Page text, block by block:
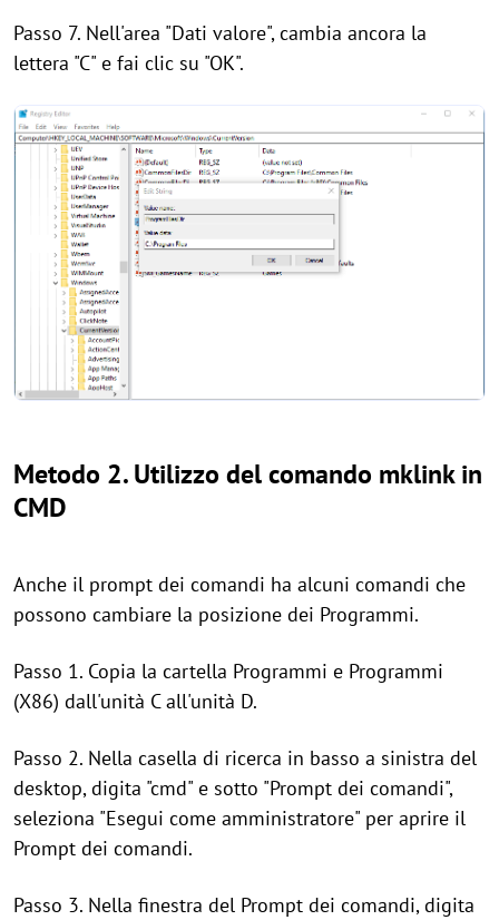
Passo 7. Nell'area "Dati valore", cambia ancora la
lettera "C" e fai clic su "OK".
Metodo 2. Utilizzo del comando mklink in
CMD
Anche il prompt dei comandi ha alcuni comandi che
possono cambiare la posizione dei Programmi.
Passo 1. Copia la cartella Programmi e Programmi
(X86) dall'unità C all'unità D.
Passo 2. Nella casella di ricerca in basso a sinistra del
desktop, digita "cmd" e sotto "Prompt dei comandi",
seleziona "Esegui come amministratore" per aprire il
Prompt dei comandi.
Passo 3. Nella finestra del Prompt dei comandi, digita